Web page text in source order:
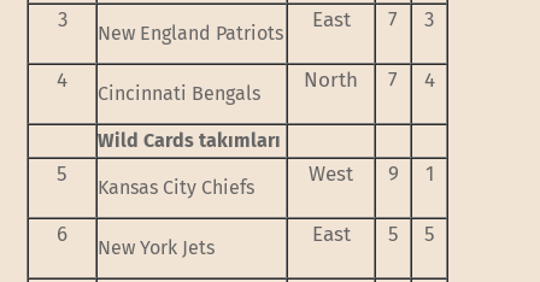
3
New England Patriots
East 7 3
4
Cincinnati Bengals
North 7 4
Wild Cards takımları
5
Kansas City Chiefs
West 9 1
6
New York Jets
East 5 5